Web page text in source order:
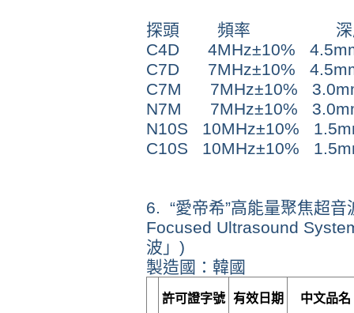
探頭 頻率 深
C4D 4MHz±10%
C7D 7MHz±10%
C7M 7MHz±10%
N7M 7MHz±10%
N10S 10MHz±10%
C10S 10MHz±10%
6. “愛帝希”高能量聚焦超
Focused Ultrasound
波」)
製造國：韓國
許可證字號 有效日期 中文品名